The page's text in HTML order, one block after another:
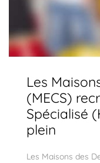
Les
(MECS)
Spécialisé
plein
Les Maisons des